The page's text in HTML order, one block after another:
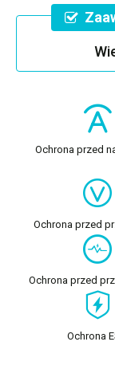
Ochrona przed
Ochrona przed
Ochrona przed
Ochrona